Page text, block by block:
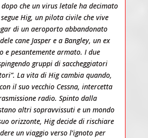
che un virus letale ha decimato
Hig, un pilota civile che vive
di un aeroporto abbandonato
cane Jasper e a Bangley, un ex
e pesantemente armato. I due
gruppi di saccheggiatori
La vita di Hig cambia quando,
il suo vecchio Cessna, intercetta
radio. Spinto dalla
altri sopravvissuti e un mondo
orizzonte, Hig decide di rischiare
un viaggio verso l’ignoto per